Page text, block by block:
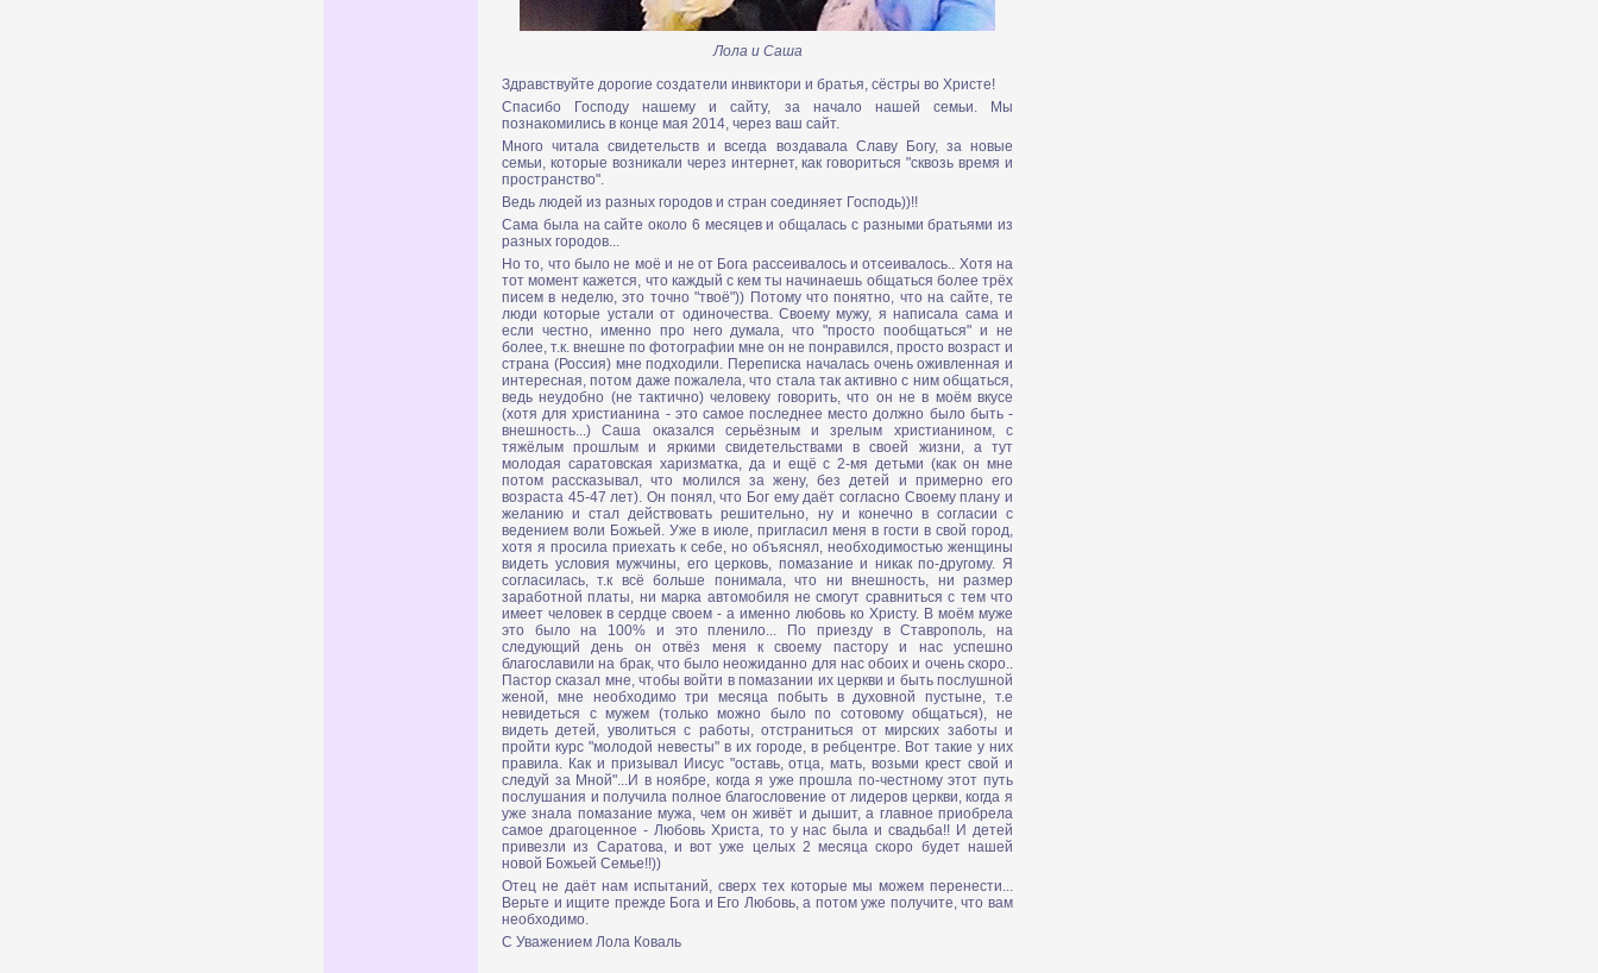
Лола и Саша
Здравствуйте дорогие создатели инвиктори и братья, сёстры во Христе!
Спасибо Господу нашему и сайту, за начало нашей семьи. Мы
познакомились в конце мая 2014, через ваш сайт.
Много читала свидетельств и всегда воздавала Славу Богу, за новые
семьи, которые возникали через интернет, как говориться "сквозь время и
пространство".
Ведь людей из разных городов и стран соединяет Господь))!!
Сама была на сайте около 6 месяцев и общалась с разными братьями из
разных городов...
Но то, что было не моё и не от Бога рассеивалось и отсеивалось.. Хотя на
тот момент кажется, что каждый с кем ты начинаешь общаться более трёх
писем в неделю, это точно "твоё")) Потому что понятно, что на сайте, те
люди которые устали от одиночества. Своему мужу, я написала сама и
если честно, именно про него думала, что "просто пообщаться" и не
более, т.к. внешне по фотографии мне он не понравился, просто возраст и
страна (Россия) мне подходили. Переписка началась очень оживленная и
интересная, потом даже пожалела, что стала так активно с ним общаться,
ведь неудобно (не тактично) человеку говорить, что он не в моём вкусе
(хотя для христианина - это самое последнее место должно было быть -
внешность...) Саша оказался серьёзным и зрелым христианином, с
тяжёлым прошлым и яркими свидетельствами в своей жизни, а тут
молодая саратовская харизматка, да и ещё с 2-мя детьми (как он мне
потом рассказывал, что молился за жену, без детей и примерно его
возраста 45-47 лет). Он понял, что Бог ему даёт согласно Своему плану и
желанию и стал действовать решительно, ну и конечно в согласии с
ведением воли Божьей. Уже в июле, пригласил меня в гости в свой город,
хотя я просила приехать к себе, но объяснял, необходимостью женщины
видеть условия мужчины, его церковь, помазание и никак по-другому. Я
согласилась, т.к всё больше понимала, что ни внешность, ни размер
заработной платы, ни марка автомобиля не смогут сравниться с тем что
имеет человек в сердце своем - а именно любовь ко Христу. В моём муже
это было на 100% и это пленило... По приезду в Ставрополь, на
следующий день он отвёз меня к своему пастору и нас успешно
благославили на брак, что было неожиданно для нас обоих и очень скоро..
Пастор сказал мне, чтобы войти в помазании их церкви и быть послушной
женой, мне необходимо три месяца побыть в духовной пустыне, т.е
невидеться с мужем (только можно было по сотовому общаться), не
видеть детей, уволиться с работы, отстраниться от мирских заботы и
пройти курс "молодой невесты" в их городе, в ребцентре. Вот такие у них
правила. Как и призывал Иисус "оставь, отца, мать, возьми крест свой и
следуй за Мной"...И в ноябре, когда я уже прошла по-честному этот путь
послушания и получила полное благословение от лидеров церкви, когда я
уже знала помазание мужа, чем он живёт и дышит, а главное приобрела
самое драгоценное - Любовь Христа, то у нас была и свадьба!! И детей
привезли из Саратова, и вот уже целых 2 месяца скоро будет нашей
новой Божьей Семье!!))
Отец не даёт нам испытаний, сверх тех которые мы можем перенести...
Верьте и ищите прежде Бога и Его Любовь, а потом уже получите, что вам
необходимо.
С Уважением Лола Коваль